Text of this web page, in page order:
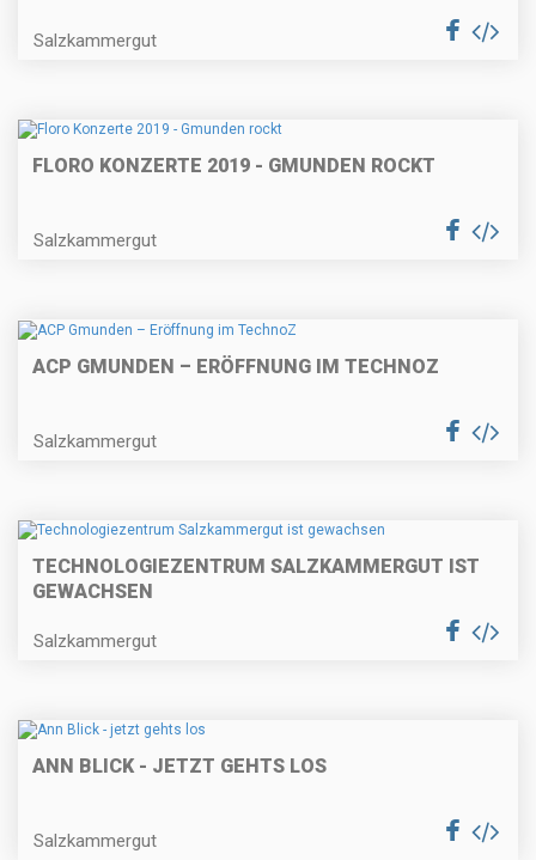
Salzkammergut
FLORO KONZERTE 2019 - GMUNDEN ROCKT
Salzkammergut
ACP GMUNDEN – ERÖFFNUNG IM TECHNOZ
Salzkammergut
TECHNOLOGIEZENTRUM SALZKAMMERGUT IST
GEWACHSEN
Salzkammergut
ANN BLICK - JETZT GEHTS LOS
Salzkammergut